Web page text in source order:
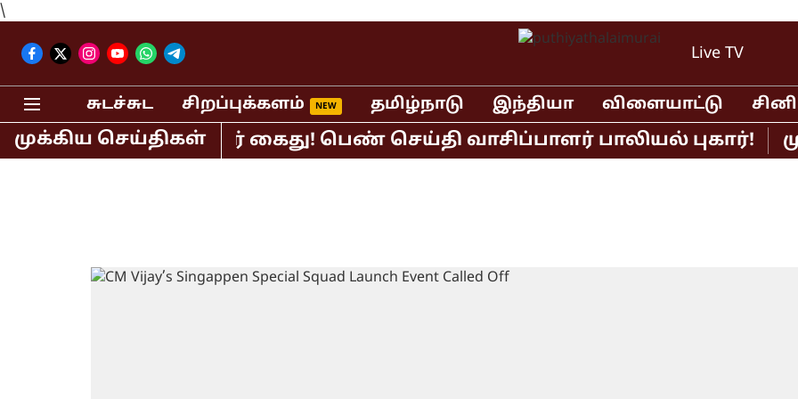
\
Live TV
சுடச்சுட சிறப்புக்களம் தமிழ்நாடு இந்தியா விளையாட்டு
முக்கிய செய்திகள்
பி.ஆர்.சுந்தர் கைது! பெண் செய்தி வாசிப்பாளர் பாலியல் புகார்!